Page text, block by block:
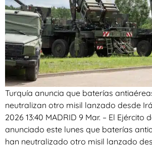
Turquía anuncia que baterías
neutralizan otro misil lanzado desde
2026 13:40 MADRID 9 Mar. – El Ejército
anunciado este lunes que baterías
han neutralizado otro misil lanzado